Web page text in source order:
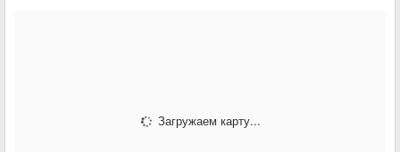
Загружаем карту...